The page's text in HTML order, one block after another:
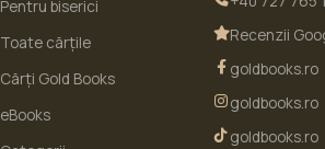
Pentru biserici
Toate cărțile
Cărți Gold Books
eBooks
Recenzii
goldbooks.ro
goldbooks.ro
goldbooks.ro